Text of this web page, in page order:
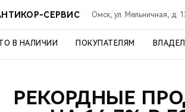
СЕРВИС Омск, ул. Мельничная, д.
В НАЛИЧИИ ПОКУПАТЕЛЯМ
РЕКОРДНЫЕ